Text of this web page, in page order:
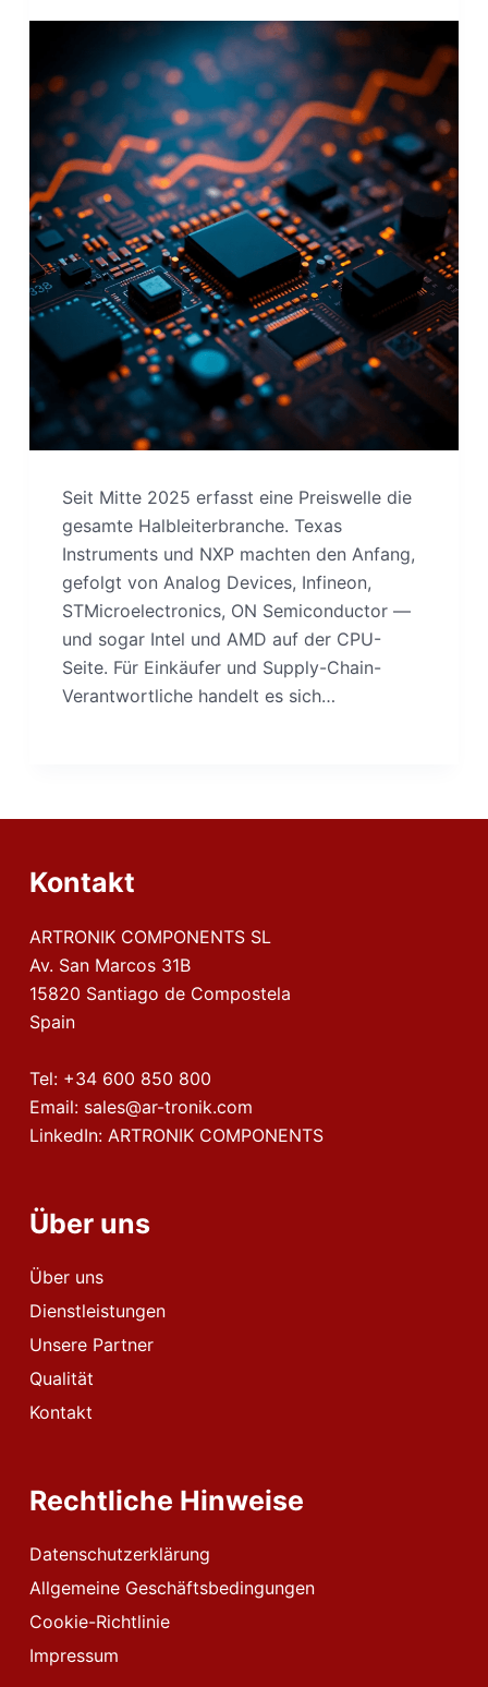
Seit Mitte 2025 erfasst eine Preiswelle die
gesamte Halbleiterbranche. Texas
Instruments und NXP machten den Anfang,
gefolgt von Analog Devices, Infineon,
STMicroelectronics, ON Semiconductor —
und sogar Intel und AMD auf der CPU-
Seite. Für Einkäufer und Supply-Chain-
Verantwortliche handelt es sich…
Kontakt
ARTRONIK COMPONENTS SL
Av. San Marcos 31B
15820 Santiago de Compostela
Spain
Tel: +34 600 850 800
Email: sales@ar-tronik.com
LinkedIn: ARTRONIK COMPONENTS
Über uns
Über uns
Dienstleistungen
Unsere Partner
Qualität
Kontakt
Rechtliche Hinweise
Datenschutzerklärung
Allgemeine Geschäftsbedingungen
Cookie-Richtlinie
Impressum